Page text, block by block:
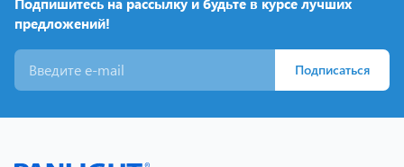
предложений!
Подписаться